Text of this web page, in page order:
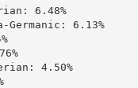
6.48%
Germanic: 6.13%
4.50%